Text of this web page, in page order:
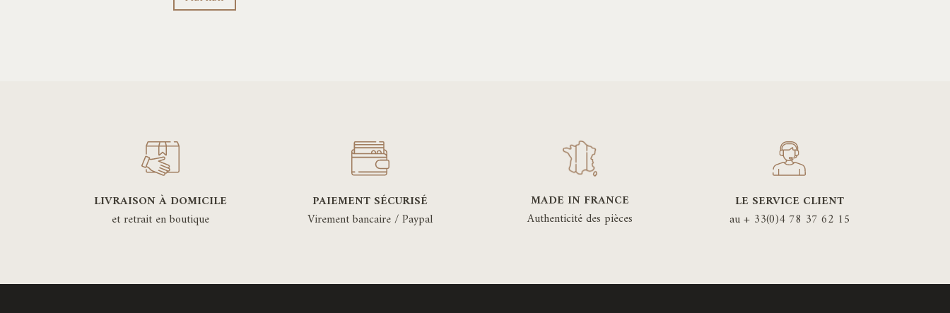
LIVRAISON À DOMICILE
et retrait en boutique
PAIEMENT SÉCURISÉ
Virement bancaire / Paypal
MADE IN FRANCE
Authenticité des pièces
LE SERVICE CLIENT
au + 33(0)4 78 37 62 15